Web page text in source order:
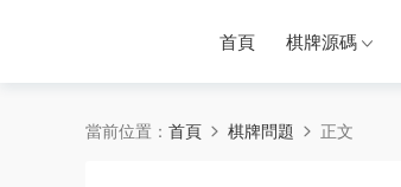
首頁 棋牌源碼
當前位置： 首頁 棋牌問題 正文